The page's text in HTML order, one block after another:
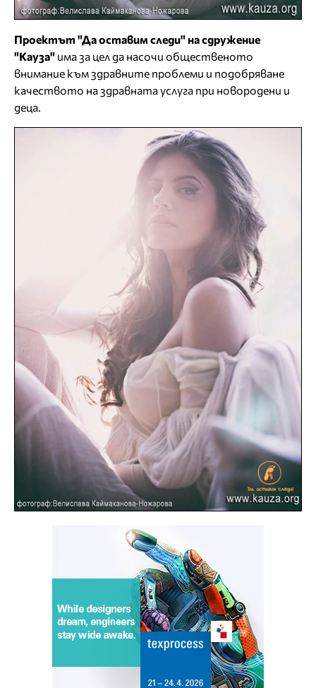
Проектът "Да оставим следи" на сдружение
"Кауза" има за цел да насочи общественото
внимание към здравните проблеми и подобряване
качеството на здравната услуга при новородени и
деца.